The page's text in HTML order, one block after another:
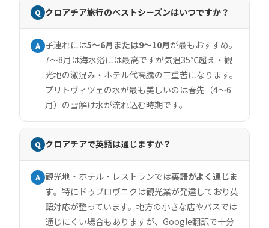
Q クロアチア旅行のベストシーズンはいつですか？
A 子連れには5〜6月または9〜10月が最もおすすめ。
7〜8月は海水浴には最高ですが気温35℃超え・観
光地の激混み・ホテル代高騰の三重苦になります。
プリトヴィツェの水が最も美しいのは春先（4〜6
月）の雪解け水が流れ込む時期です。
Q クロアチアで英語は通じますか？
A 観光地・ホテル・レストランでは英語がよく通じま
す。特にドゥブロヴニクは観光業が発達しており英
語対応が整っています。地方の小さな店やバスでは
通じにくい場合もありますが、Google翻訳で十分